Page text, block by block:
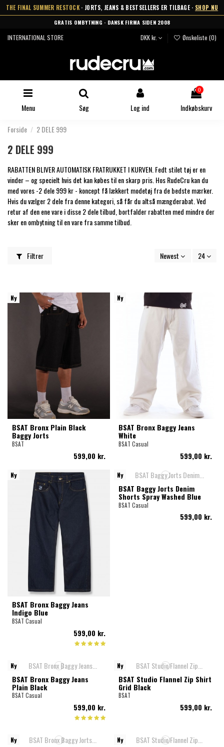
THE FINAL SUMMER RESTOCK · JORTS, JEANS & BESTSELLERS ER TILBAGE · SHOP NU
GRATIS OMBYTNING · DANSK FIRMA SIDEN 2008
INTERNATIONAL STORE DKK kr. Ønskeliste (0)
Menu Søg Log ind
0
Indkøbskurv
Forside 2 DELE 999
2 DELE 999
RABATTEN BLIVER AUTOMATISK FRATRUKKET I KURVEN. Fedt stilet tøj er en
vinder – og specielt hvis det kan købes til en skarp pris. Hos RudeCru kan du
med vores -2 dele 999 kr - koncept få lækkert modetøj fra de bedste mærker.
Hvis du vælger 2 dele fra denne kategori, så får du altså mængderabat. Ved
retur af den ene vare i disse 2 dele tilbud, bortfalder rabatten med mindre der
sker en ombytning til en vare fra samme tilbud.
Filtrer Newest 24
Ny
BSAT Bronx Plain Black
Baggy Jorts
BSAT
599,00 kr.
Ny
BSAT Bronx Baggy Jeans
White
BSAT Casual
599,00 kr.
Ny
BSAT Bronx Baggy Jeans
Indigo Blue
BSAT Casual
599,00 kr.
Ny
BSAT Baggy Jorts Denim
Shorts Spray Washed Blue
BSAT Casual
599,00 kr.
Ny
BSAT Bronx Baggy Jeans
Plain Black
BSAT Casual
599,00 kr.
Ny
BSAT Studio Flannel Zip Shirt
Grid Black
BSAT
599,00 kr.
Ny Ny